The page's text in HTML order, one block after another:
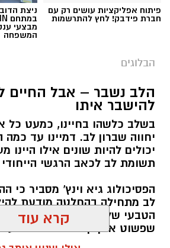
לחצו כאן
יש לכם מידע חשוב שטרם נחשף?
חדשותי? מצאתם טעות בכתבה?
פיתוח אפליקציות עושים רק עם
חברת פידבק! לחץ להתרשמות
ניצת
מבצעי
המשפחה
הבלוגים
הלב נשבר – אבל החיים
להישבר איתו
בשלב כלשהו בחיינו, כמעט כל
יחווה שברון לב. דמיינו עד כמה
יכולים להיות שונים אילו היינו
תשומת לב לכאב הרגשי
הפסיכולוג גיא וינץ' מסביר כי
לב מתחילה בהחלטה מודעת
הטבעי שלנו לייפות את העבר
שפשוט אינן קיימות. הוא מציע
שיעזור לנו, בהדרגה, להשתחרר
קרא עוד